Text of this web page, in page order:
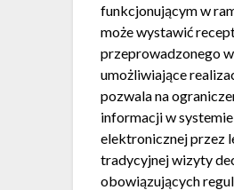
funkcjonującym w
może wystawić
przeprowadzonego
umożliwiające
pozwala na
informacji w
elektronicznej przez
tradycyjnej wizyty
obowiązujących